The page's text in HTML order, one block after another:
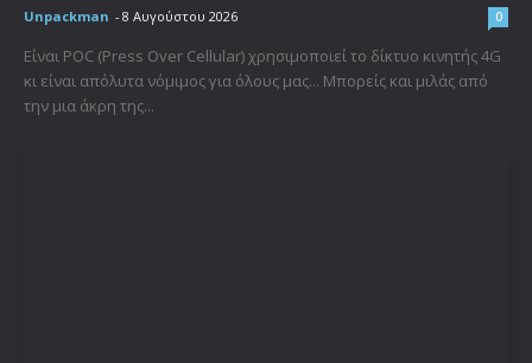
Unpackman - 8 Αυγούστου 2026 0
Είναι POC (Press Over Cellular) χρησιμοποιεί το δίκτυο κινητής 4G
κι είναι απόλυτα νόμιμος για όλους μας... Μπορείς και μιλάς από
την μια άκρη της...